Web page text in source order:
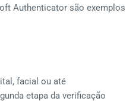
Authenticator são exemplos
facial ou até
etapa da verificação